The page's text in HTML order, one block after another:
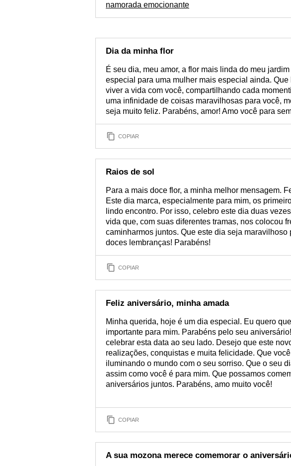
namorada emocionante
Dia da minha flor
É seu dia, meu amor, a flor mais linda do meu
especial para uma mulher mais especial ainda.
viver a vida com você, compartilhando cada
uma infinidade de coisas maravilhosas para você,
seja muito feliz. Parabéns, amor! Amo você para
COPIAR
Raios de sol
Para a mais doce flor, a minha melhor mensagem.
Este dia marca, especialmente para mim, os
lindo encontro. Por isso, celebro este dia duas
vida que, com suas diferentes tramas, nos colocou
caminharmos juntos. Que este dia seja maravilhoso
doces lembranças! Parabéns!
COPIAR
Feliz aniversário, minha amada
Minha querida, hoje é um dia especial. Eu quero
importante para mim. Parabéns pelo seu
celebrar esta data ao seu lado. Desejo que este
realizações, conquistas e muita felicidade. Que
iluminando o mundo com o seu sorriso. Que o seu
assim como você é para mim. Que possamos
aniversários juntos. Parabéns, amo muito você!
COPIAR
A sua mozona merece comemorar o